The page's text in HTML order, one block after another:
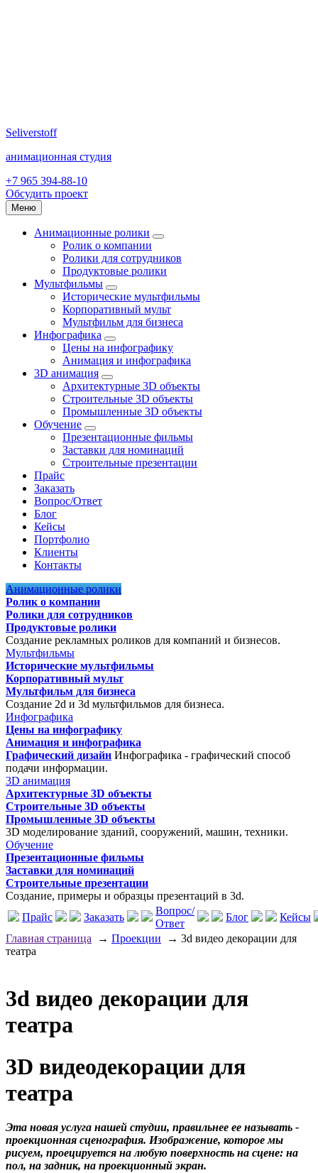
Seliverstoff
анимационная студия
+7 965 394-88-10
Обсудить проект
Меню
Анимационные ролики
Ролик о компании
Ролики для сотрудников
Продуктовые ролики
Мультфильмы
Исторические мультфильмы
Корпоративный мульт
Мультфильм для бизнеса
Инфографика
Цены на инфографику
Анимация и инфографика
3D анимация
Архитектурные 3D объекты
Строительные 3D объекты
Промышленные 3D объекты
Обучение
Презентационные фильмы
Заставки для номинаций
Строительные презентации
Прайс
Заказать
Вопрос/Ответ
Блог
Кейсы
Портфолио
Клиенты
Контакты
Анимационные ролики
Ролик о компании
Ролики для сотрудников
Продуктовые ролики
Создание рекламных роликов для компаний и бизнесов.
Мультфильмы
Исторические мультфильмы
Корпоративный мульт
Мультфильм для бизнеса
Создание 2d и 3d мультфильмов для бизнеса.
Инфографика
Цены на инфографику
Анимация и инфографика
Графический дизайн Инфографика - графический способ
подачи информации.
3D анимация
Архитектурные 3D объекты
Строительные 3D объекты
Промышленные 3D объекты
3D моделирование зданий, сооружений, машин, техники.
Обучение
Презентационные фильмы
Заставки для номинаций
Строительные презентации
Создание, примеры и образцы презентаций в 3d.
Прайс
Заказать
Вопрос/
Ответ
Блог
Кейсы
Главная страница → Проекции → 3d видео декорации для
театра
3d видео декорации для
театра
3D видеодекорации для
театра
Эта новая услуга нашей студии, правильнее ее называть -
проекционная сценография. Изображение, которое мы
рисуем, проецируется на любую поверхность на сцене: на
пол, на задник, на проекционный экран.